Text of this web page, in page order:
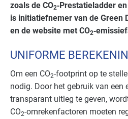
zoals de CO2‑Prestatieladder
is initiatiefnemer van de Green
en de website met CO2
UNIFORME
Om een CO2-footprint op te
nodig. Door het gebruik van een
transparant uitleg te geven,
CO2-omrekenfactoren moeten